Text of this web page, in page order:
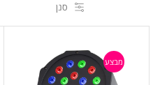
סנן
מבצע